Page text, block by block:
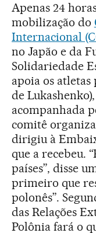
Apenas 24
mobilização do
Internacional
no Japão e da
Solidariedade
apoia os
de
acompanhada
comitê
dirigiu à
que a recebeu.
países”, disse
primeiro que
polonês”.
das Relações
Polônia fará o